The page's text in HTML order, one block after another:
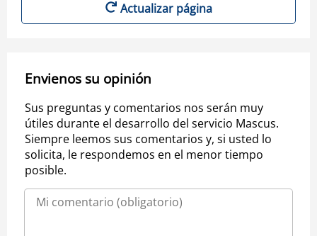
Actualizar página
Envienos su opinión
Sus preguntas y comentarios nos serán muy
útiles durante el desarrollo del servicio Mascus.
Siempre leemos sus comentarios y, si usted lo
solicita, le respondemos en el menor tiempo
posible.